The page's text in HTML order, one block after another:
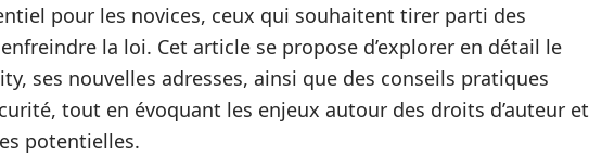
pour les novices, ceux qui souhaitent tirer parti des
la loi. Cet article se propose d’explorer en détail le
ses nouvelles adresses, ainsi que des conseils pratiques
tout en évoquant les enjeux autour des droits d’auteur et
potentielles.